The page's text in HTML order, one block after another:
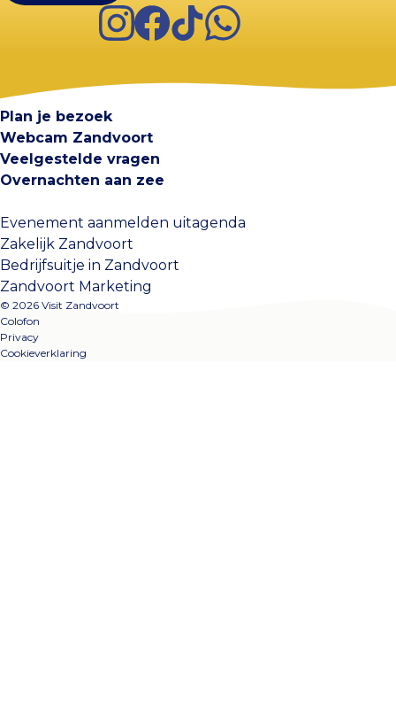
InstagramFacebook
TikTokWhatsApp
Plan je bezoek
Webcam Zandvoort
Veelgestelde vragen
Overnachten aan zee
Evenement aanmelden uitagenda
Zakelijk Zandvoort
Bedrijfsuitje in Zandvoort
Zandvoort Marketing
© 2026 Visit Zandvoort
Colofon
Privacy
Cookieverklaring